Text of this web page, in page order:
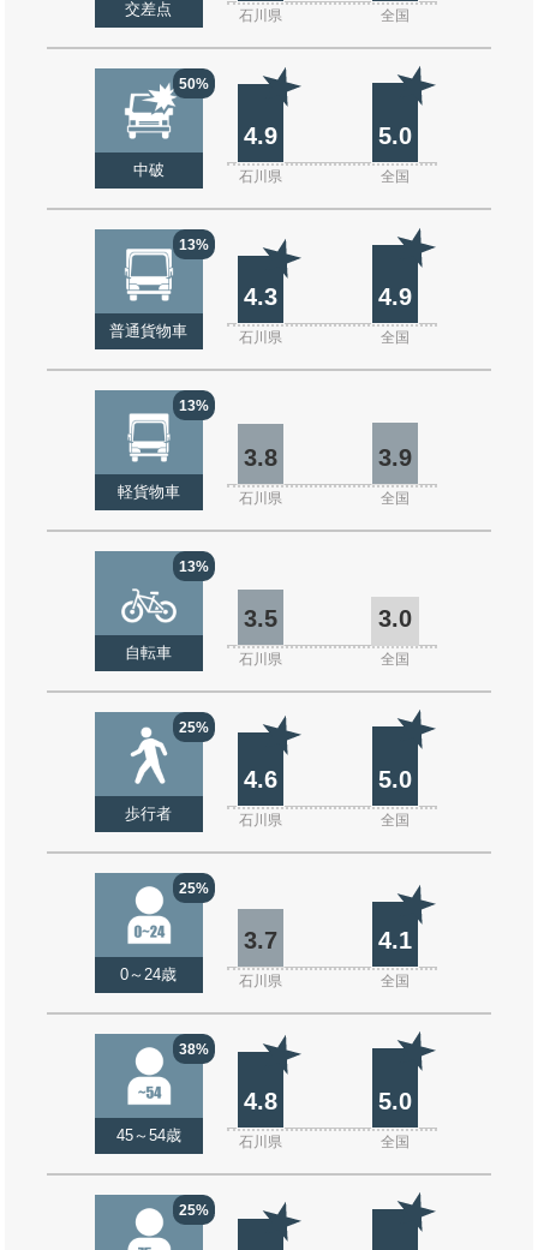
交差点 石川県 全国
50%
中破
4.9 5.0
石川県 全国
13%
普通貨物車
4.3 4.9
石川県 全国
13%
軽貨物車
3.8 3.9
石川県 全国
13%
自転車
3.5 3.0
石川県 全国
25%
歩行者
4.6 5.0
石川県 全国
25%
0～24歳
3.7 4.1
石川県 全国
38%
45～54歳
4.8 5.0
石川県 全国
25%